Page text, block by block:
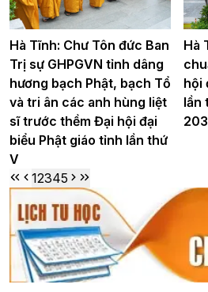
Hà Tĩnh: Chư Tôn đức Ban
Trị sự GHPGVN tỉnh dâng
hương bạch Phật, bạch Tổ
và tri ân các anh hùng liệt
sĩ trước thềm Đại hội đại
biểu Phật giáo tỉnh lần thứ
V
Hà
hội
lần
12345